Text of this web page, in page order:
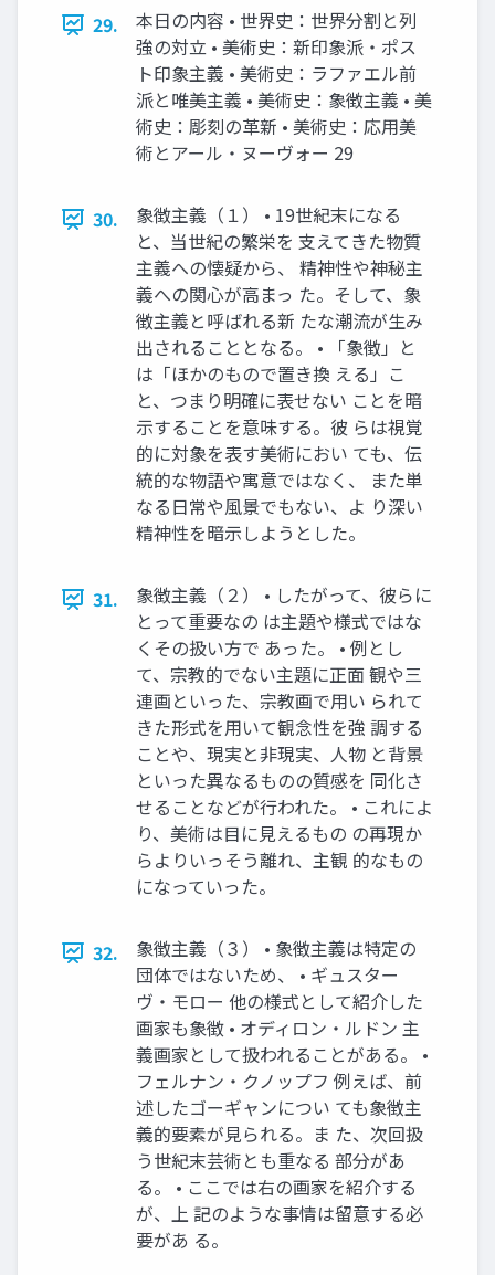
29.
本日の内容 • 世界史：世界分割と列
強の対立 • 美術史：新印象派・ポス
ト印象主義 • 美術史：ラファエル前
派と唯美主義 • 美術史：象徴主義 • 美
術史：彫刻の革新 • 美術史：応用美
術とアール・ヌーヴォー 29
30.
象徴主義（１） • 19世紀末になる
と、当世紀の繁栄を 支えてきた物質
主義への懐疑から、 精神性や神秘主
義への関心が高まっ た。そして、象
徴主義と呼ばれる新 たな潮流が生み
出されることとなる。 • 「象徴」と
は「ほかのもので置き換 える」こ
と、つまり明確に表せない ことを暗
示することを意味する。彼 らは視覚
的に対象を表す美術におい ても、伝
統的な物語や寓意ではなく、 また単
なる日常や風景でもない、よ り深い
精神性を暗示しようとした。
31.
象徴主義（２） • したがって、彼らに
とって重要なの は主題や様式ではな
くその扱い方で あった。 • 例とし
て、宗教的でない主題に正面 観や三
連画といった、宗教画で用い られて
きた形式を用いて観念性を強 調する
ことや、現実と非現実、人物 と背景
といった異なるものの質感を 同化さ
せることなどが行われた。 • これによ
り、美術は目に見えるもの の再現か
らよりいっそう離れ、主観 的なもの
になっていった。
32.
象徴主義（３） • 象徴主義は特定の
団体ではないため、 • ギュスター
ヴ・モロー 他の様式として紹介した
画家も象徴 • オディロン・ルドン 主
義画家として扱われることがある。 •
フェルナン・クノップフ 例えば、前
述したゴーギャンについ ても象徴主
義的要素が見られる。ま た、次回扱
う世紀末芸術とも重なる 部分があ
る。 • ここでは右の画家を紹介する
が、上 記のような事情は留意する必
要があ る。